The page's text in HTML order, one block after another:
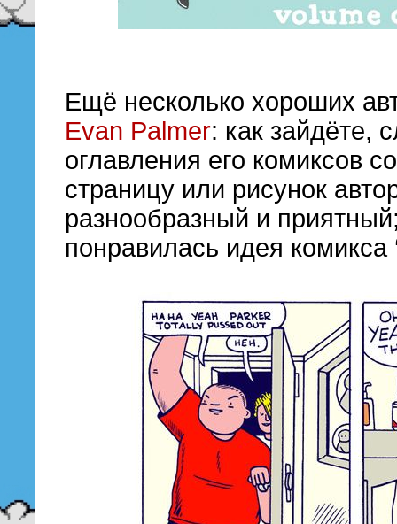
Ещё несколько хороших
Evan Palmer: как зайдёте,
оглавления его комиксов
страницу или рисунок
разнообразный и
понравилась идея комикса